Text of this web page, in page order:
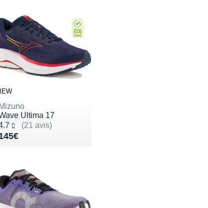
Mizuno
Ultima 17
(21 avis)
4.7 sur 5
145€